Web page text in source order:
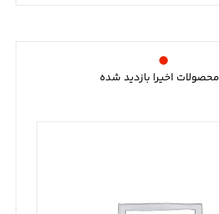
محصولات اخیرا بازدید شده